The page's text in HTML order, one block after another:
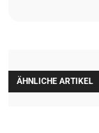
ÄHNLICHE ARTIKEL